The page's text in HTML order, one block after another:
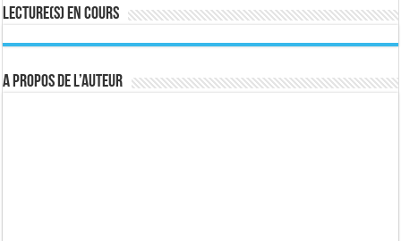
Lecture(s) en cours
A propos de l’auteur